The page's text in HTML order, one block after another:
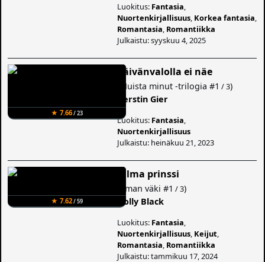
Luokitus: Fantasia
Nuortenkirjallisuus Korkea fantasia
Romantasia Romantiikka
Julkaistu: syyskuu 4, 2025
★ 7.66/ 23
Päivänvalolla ei näe
Muista minut -trilogia #1 / 3)
Kerstin Gier
Luokitus: Fantasia
Nuortenkirjallisuus
Julkaistu: heinäkuu 21, 2023
★ 7.62/ 59
Julma prinssi
Ilman väki #1 / 3)
Holly Black
Luokitus: Fantasia
Nuortenkirjallisuus Keijut
Romantasia Romantiikka
Julkaistu: tammikuu 17, 2024